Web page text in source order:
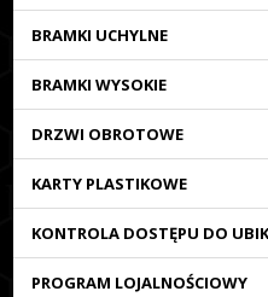
BRAMKI UCHYLNE
BRAMKI WYSOKIE
DRZWI OBROTOWE
KARTY PLASTIKOWE
KONTROLA DOSTĘPU DO
PROGRAM LOJALNOŚCIOWY